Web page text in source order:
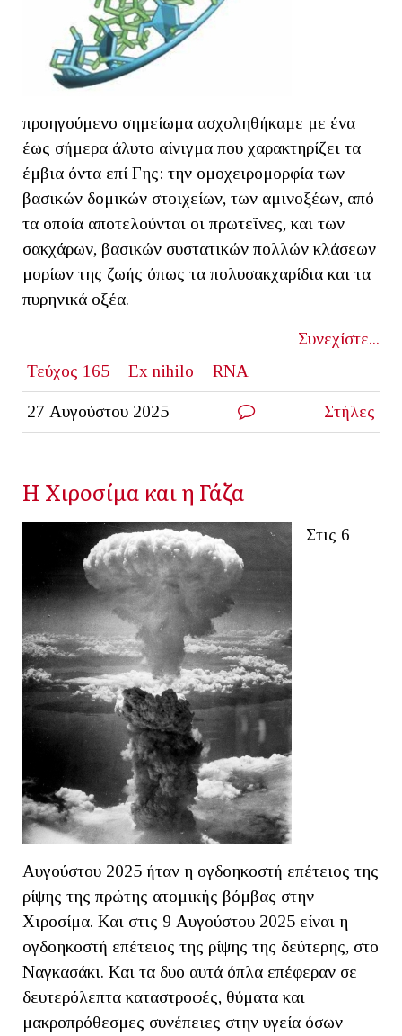
προηγούμενο σημείωμα ασχοληθήκαμε με ένα
έως σήμερα άλυτο αίνιγμα που χαρακτηρίζει τα
έμβια όντα επί Γης: την ομοχειρομορφία των
βασικών δομικών στοιχείων, των αμινοξέων, από
τα οποία αποτελούνται οι πρωτεΐνες, και των
σακχάρων, βασικών συστατικών πολλών κλάσεων
μορίων της ζωής όπως τα πολυσακχαρίδια και τα
πυρηνικά οξέα.
Συνεχίστε...
Τεύχος 165
Ex nihilo RNA
27 Αυγούστου 2025 Στήλες
Η Χιροσίμα και η Γάζα
Στις 6
Αυγούστου 2025 ήταν η ογδοηκοστή επέτειος της
ρίψης της πρώτης ατομικής βόμβας στην
Χιροσίμα. Και στις 9 Αυγούστου 2025 είναι η
ογδοηκοστή επέτειος της ρίψης της δεύτερης, στο
Ναγκασάκι. Και τα δυο αυτά όπλα επέφεραν σε
δευτερόλεπτα καταστροφές, θύματα και
μακροπρόθεσμες συνέπειες στην υγεία όσων